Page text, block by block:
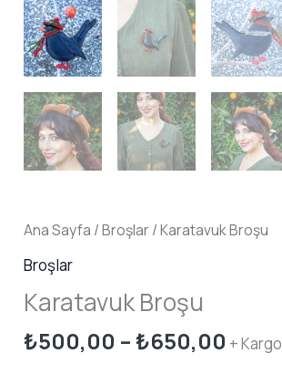
Ana Sayfa /Broşlar / Karatavuk Broşu
Broşlar
Karatavuk Broşu
₺500,00 – ₺650,00Fiyat
+ Kargo